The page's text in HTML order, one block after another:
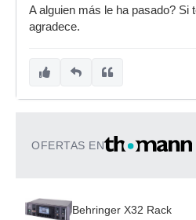
A alguien más le ha pasado? Si
agradece.
OFERTAS EN
Behringer X32 Rack